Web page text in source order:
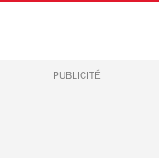
PUBLICITÉ